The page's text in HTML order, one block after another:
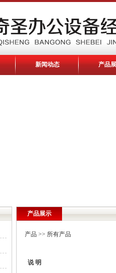
新闻动态 产品
产品展示
产品 >> 所有产品
说 明